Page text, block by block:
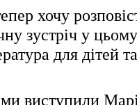
хочу
зустріч у
для дітей
виступили